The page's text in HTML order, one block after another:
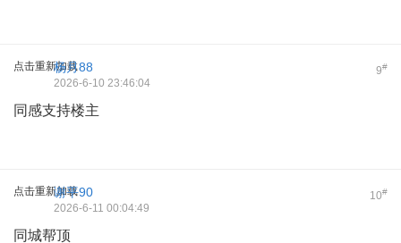
点击重新加载 9#
杨月88
2026-6-10 23:46:04
同感支持楼主
点击重新加载 10#
谢平90
2026-6-11 00:04:49
同城帮顶